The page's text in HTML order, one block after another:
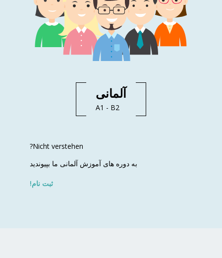
آلمانی
A1 - B2
Nicht verstehen?
به دوره های آموزش آلمانی ما بپیوندید
ثبت نام!